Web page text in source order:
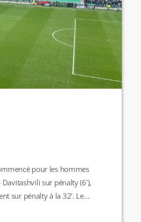
pour les hommes
sur pénalty (6'),
sur pénalty à la 32'. Le